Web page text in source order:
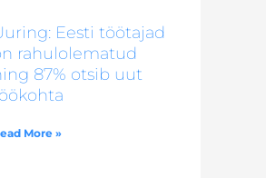
Eesti töötajad
rahulolematud
87% otsib uut
More »